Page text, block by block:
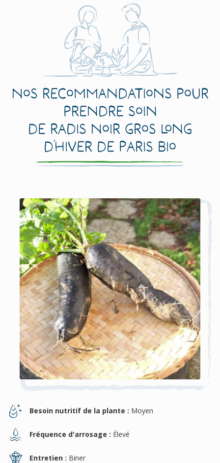
Nos recommandations pour
prendre soin
de Radis Noir Gros Long
d’Hiver de Paris Bio
Besoin nutritif de la plante : Moyen
Fréquence d'arrosage : Élevé
Entretien : Biner